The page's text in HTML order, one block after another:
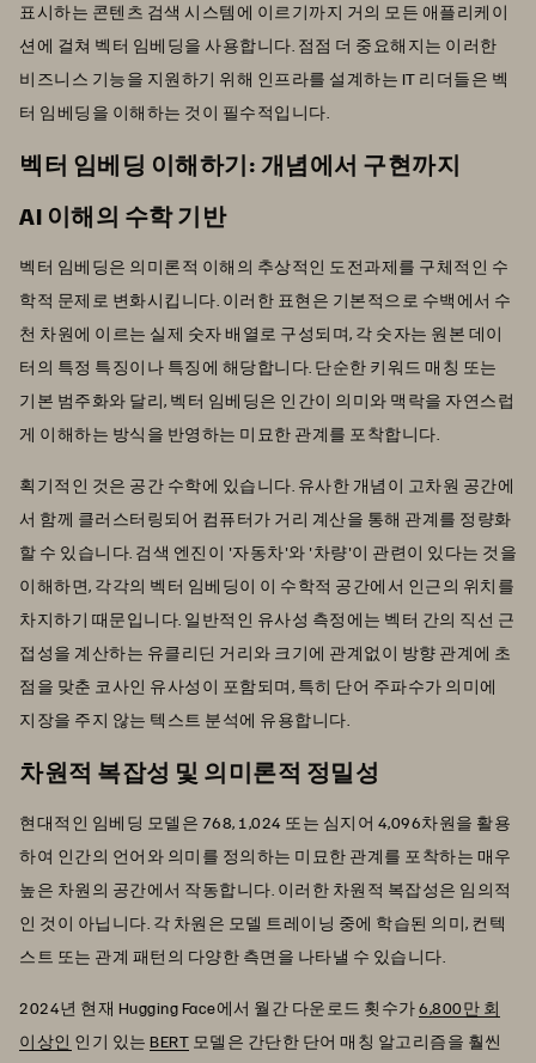
표시하는 콘텐츠 검색 시스템에 이르기까지 거의 모든 애플리케이
션에 걸쳐 벡터 임베딩을 사용합니다. 점점 더 중요해지는 이러한
비즈니스 기능을 지원하기 위해 인프라를 설계하는 IT 리더들은 벡
터 임베딩을 이해하는 것이 필수적입니다.
벡터 임베딩 이해하기: 개념에서 구현까지
AI 이해의 수학 기반
벡터 임베딩은 의미론적 이해의 추상적인 도전과제를 구체적인 수
학적 문제로 변화시킵니다. 이러한 표현은 기본적으로 수백에서 수
천 차원에 이르는 실제 숫자 배열로 구성되며, 각 숫자는 원본 데이
터의 특정 특징이나 특징에 해당합니다. 단순한 키워드 매칭 또는
기본 범주화와 달리, 벡터 임베딩은 인간이 의미와 맥락을 자연스럽
게 이해하는 방식을 반영하는 미묘한 관계를 포착합니다.
획기적인 것은 공간 수학에 있습니다. 유사한 개념이 고차원 공간에
서 함께 클러스터링되어 컴퓨터가 거리 계산을 통해 관계를 정량화
할 수 있습니다. 검색 엔진이 '자동차'와 '차량'이 관련이 있다는 것을
이해하면, 각각의 벡터 임베딩이 이 수학적 공간에서 인근의 위치를
차지하기 때문입니다. 일반적인 유사성 측정에는 벡터 간의 직선 근
접성을 계산하는 유클리딘 거리와 크기에 관계없이 방향 관계에 초
점을 맞춘 코사인 유사성이 포함되며, 특히 단어 주파수가 의미에
지장을 주지 않는 텍스트 분석에 유용합니다.
차원적 복잡성 및 의미론적 정밀성
현대적인 임베딩 모델은 768, 1,024 또는 심지어 4,096차원을 활용
하여 인간의 언어와 의미를 정의하는 미묘한 관계를 포착하는 매우
높은 차원의 공간에서 작동합니다. 이러한 차원적 복잡성은 임의적
인 것이 아닙니다. 각 차원은 모델 트레이닝 중에 학습된 의미, 컨텍
스트 또는 관계 패턴의 다양한 측면을 나타낼 수 있습니다.
2024년 현재 Hugging Face에서 월간 다운로드 횟수가6,800만 회
이상인 인기 있는 BERT 모델은 간단한 단어 매칭 알고리즘을 훨씬